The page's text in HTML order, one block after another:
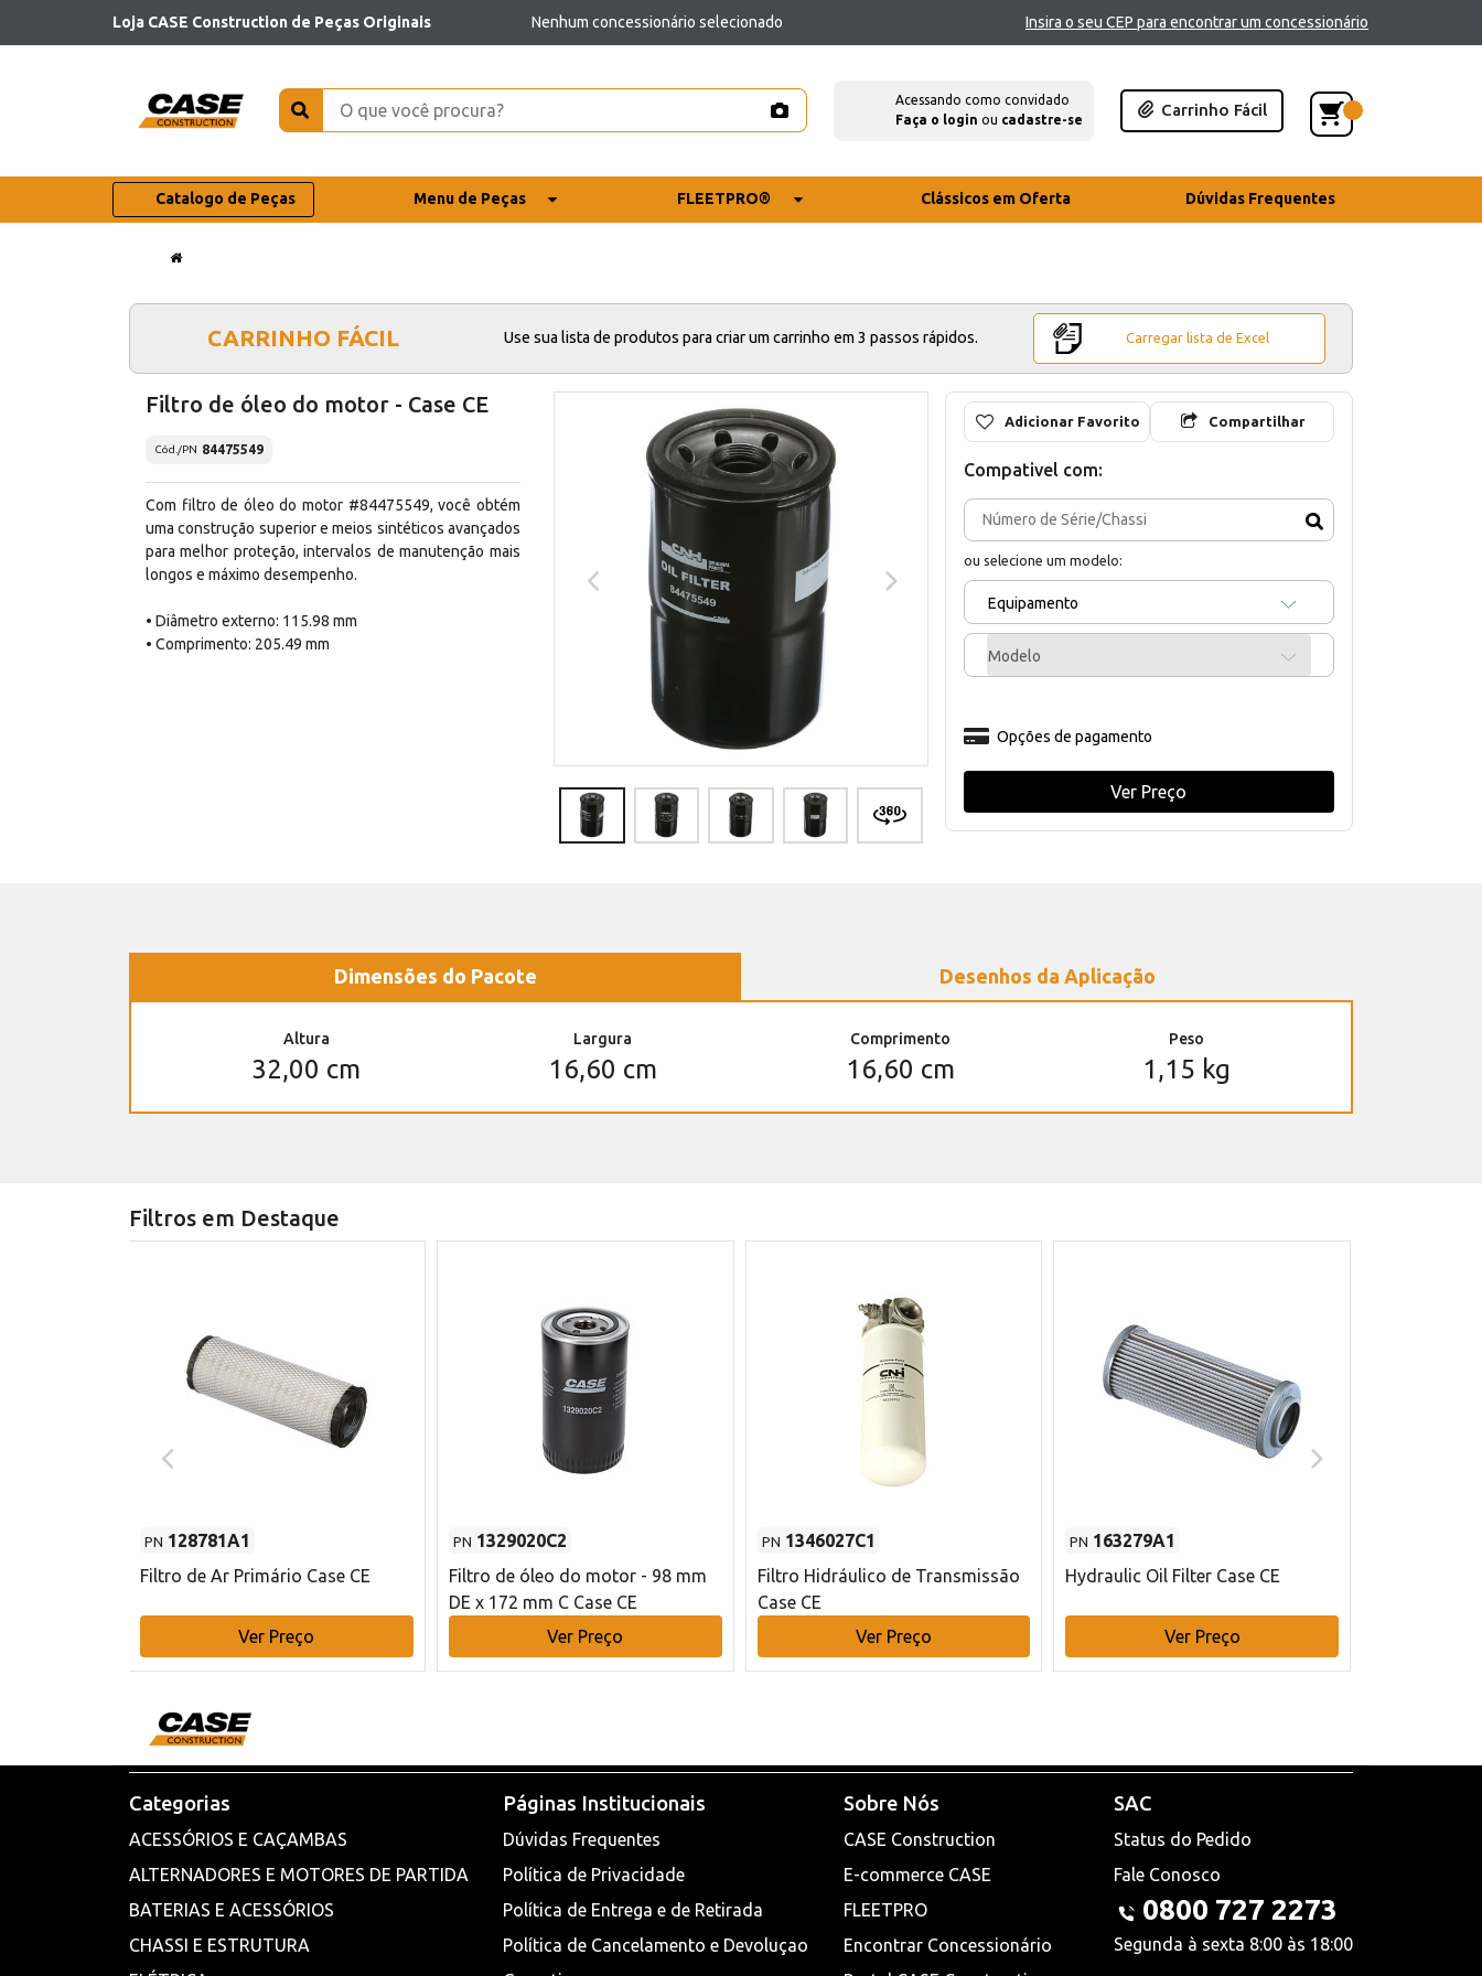
Loja CASE Construction de Peças Originais Nenhum concessionário selecionado Insira o seu CEP para encontrar um concessionário
Acessando como convidado
Faça o login ou cadastre-se
Carrinho Fácil
Catalogo de Peças Menu de Peças FLEETPRO® Clássicos em Oferta Dúvidas Frequentes
CARRINHO FÁCIL Use sua lista de produtos para criar um carrinho em 3 passos rápidos. Carregar lista de Excel
Filtro de óleo do motor - Case CE
Cód./PN 84475549
Com filtro de óleo do motor #84475549, você obtém
uma construção superior e meios sintéticos avançados
para melhor proteção, intervalos de manutenção mais
longos e máximo desempenho.
• Diâmetro externo: 115.98 mm
• Comprimento: 205.49 mm
Adicionar Favorito Compartilhar
Compativel com:
ou selecione um modelo:
Equipamento
Modelo
Opções de pagamento
Ver Preço
Dimensões do Pacote Desenhos da Aplicação
Altura
32,00 cm
Largura
16,60 cm
Comprimento
16,60 cm
Peso
1,15 kg
Filtros em Destaque
PN 128781A1
Filtro de Ar Primário Case CE
Ver Preço
PN 1329020C2
Filtro de óleo do motor - 98 mm
DE x 172 mm C Case CE
Ver Preço
PN 1346027C1
Filtro Hidráulico de Transmissão
Case CE
Ver Preço
PN 163279A1
Hydraulic Oil Filter Case CE
Ver Preço
Categorias
ACESSÓRIOS E CAÇAMBAS
ALTERNADORES E MOTORES DE PARTIDA
BATERIAS E ACESSÓRIOS
CHASSI E ESTRUTURA
Páginas Institucionais
Dúvidas Frequentes
Política de Privacidade
Política de Entrega e de Retirada
Política de Cancelamento e Devoluçao
Sobre Nós
CASE Construction
E-commerce CASE
FLEETPRO
Encontrar Concessionário
SAC
Status do Pedido
Fale Conosco
0800 727 2273
Segunda à sexta 8:00 às 18:00